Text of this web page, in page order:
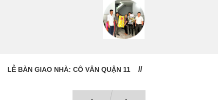
LỄ BÀN GIAO NHÀ: CÔ VÂN QUẬN 11